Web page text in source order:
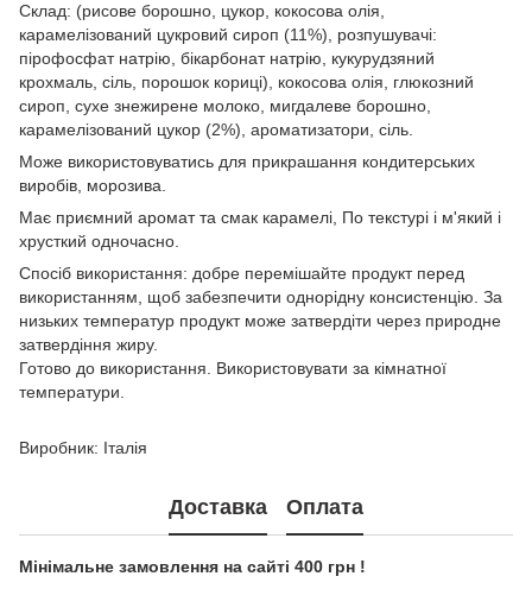
Склад: (рисове борошно, цукор, кокосова олія,
карамелізований цукровий сироп (11%), розпушувачі:
пірофосфат натрію, бікарбонат натрію, кукурудзяний
крохмаль, сіль, порошок кориці), кокосова олія, глюкозний
сироп, сухе знежирене молоко, мигдалеве борошно,
карамелізований цукор (2%), ароматизатори, сіль.
Може використовуватись для прикрашання кондитерських
виробів, морозива.
Має приємний аромат та смак карамелі, По текстурі і м'який і
хрусткий одночасно.
Спосіб використання: добре перемішайте продукт перед
використанням, щоб забезпечити однорідну консистенцію. За
низьких температур продукт може затвердіти через природне
затвердіння жиру.
Готово до використання. Використовувати за кімнатної
температури.
Виробник: Італія
Доставка Оплата
Мінімальне замовлення на сайті 400 грн !